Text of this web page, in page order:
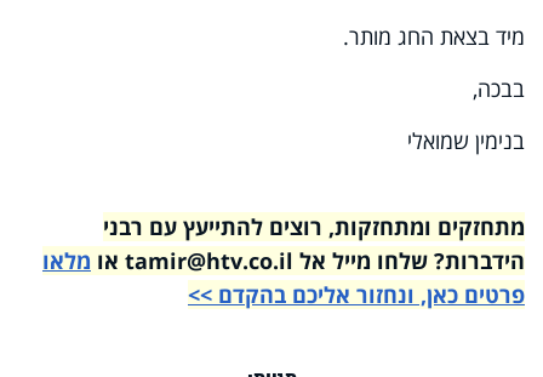
מיד בצאת החג מותר.
בבכה,
בנימין שמואלי
מתחזקים ומתחזקות, רוצים להתייעץ עם רבני
הידברות? שלחו מייל אל tamir@htv.co.il או
מלאו
פרטים כאן, ונחזור אליכם בהקדם >>